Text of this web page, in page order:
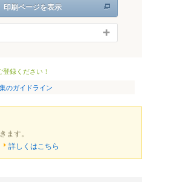
印刷ページを表示
録ください！
のガイドライン
す。
詳しくはこちら